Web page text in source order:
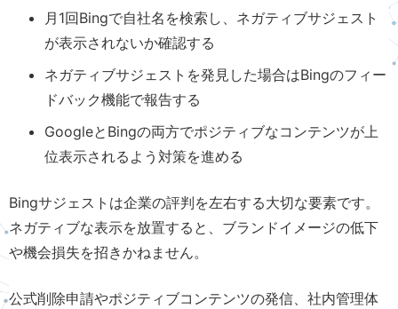
月1回Bingで自社名を検索し、ネガティブサジェスト
が表示されないか確認する
ネガティブサジェストを発見した場合はBingのフィー
ドバック機能で報告する
GoogleとBingの両方でポジティブなコンテンツが上
位表示されるよう対策を進める
Bingサジェストは企業の評判を左右する大切な要素です。
ネガティブな表示を放置すると、ブランドイメージの低下
や機会損失を招きかねません。
公式削除申請やポジティブコンテンツの発信、社内管理体